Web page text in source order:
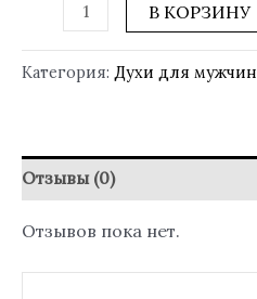
В КОРЗИНУ
Категория: Духи для мужчин
Отзывы (0)
Отзывов пока нет.